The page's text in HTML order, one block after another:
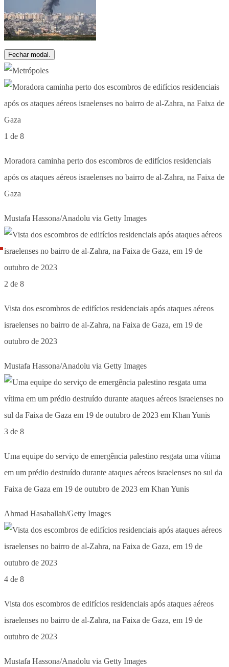
Fechar modal.
1 de 8
Moradora caminha perto dos escombros de edifícios residenciais
após os ataques aéreos israelenses no bairro de al-Zahra, na Faixa de
Gaza
Mustafa Hassona/Anadolu via Getty Images
2 de 8
Vista dos escombros de edifícios residenciais após ataques aéreos
israelenses no bairro de al-Zahra, na Faixa de Gaza, em 19 de
outubro de 2023
Mustafa Hassona/Anadolu via Getty Images
3 de 8
Uma equipe do serviço de emergência palestino resgata uma vítima
em um prédio destruído durante ataques aéreos israelenses no sul da
Faixa de Gaza em 19 de outubro de 2023 em Khan Yunis
Ahmad Hasaballah/Getty Images
4 de 8
Vista dos escombros de edifícios residenciais após ataques aéreos
israelenses no bairro de al-Zahra, na Faixa de Gaza, em 19 de
outubro de 2023
Mustafa Hassona/Anadolu via Getty Images